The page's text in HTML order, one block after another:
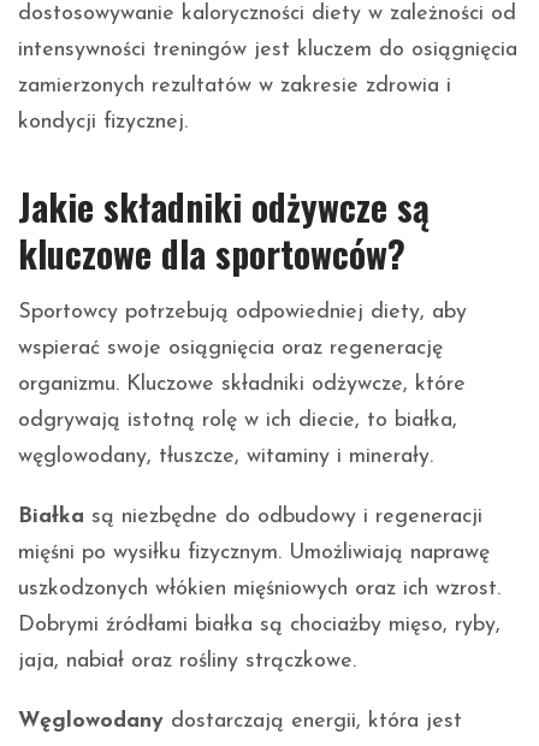
dostosowywanie kaloryczności diety w zależności od
intensywności treningów jest kluczem do osiągnięcia
zamierzonych rezultatów w zakresie zdrowia i
kondycji fizycznej.
Jakie składniki odżywcze są
kluczowe dla sportowców?
Sportowcy potrzebują odpowiedniej diety, aby
wspierać swoje osiągnięcia oraz regenerację
organizmu. Kluczowe składniki odżywcze, które
odgrywają istotną rolę w ich diecie, to białka,
węglowodany, tłuszcze, witaminy i minerały.
Białka są niezbędne do odbudowy i regeneracji
mięśni po wysiłku fizycznym. Umożliwiają naprawę
uszkodzonych włókien mięśniowych oraz ich wzrost.
Dobrymi źródłami białka są chociażby mięso, ryby,
jaja, nabiał oraz rośliny strączkowe.
Węglowodany dostarczają energii, która jest